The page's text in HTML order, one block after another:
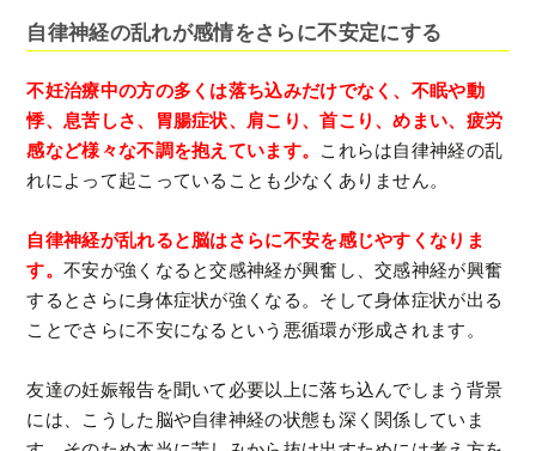
自律神経の乱れが感情をさらに不安定にする
不妊治療中の方の多くは落ち込みだけでなく、不眠や動
悸、息苦しさ、胃腸症状、肩こり、首こり、めまい、疲労
感など様々な不調を抱えています。
これらは自律神経の乱
れによって起こっていることも少なくありません。
自律神経が乱れると脳はさらに不安を感じやすくなりま
す。不安が強くなると交感神経が興奮し、交感神経が興奮
するとさらに身体症状が強くなる。そして身体症状が出る
ことでさらに不安になるという悪循環が形成されます。
友達の妊娠報告を聞いて必要以上に落ち込んでしまう背景
には、こうした脳や自律神経の状態も深く関係していま